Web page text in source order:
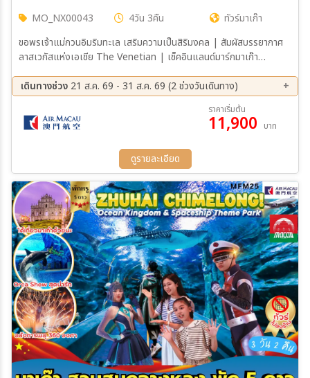
MO_NX00043 4วัน 3คืน
ทัวร์มาเก๊า
ขอพรเจ้าแม่กวนอิมริมทะเล เสริมความเป็นสิริมงคล | สัมผัสบรรยากาศ
ลาสเวกัสแห่งเอเชีย The Venetian | เช็คอินแลนด์มาร์กมาเก๊า
ความยิ่งใหญ่ของพระราชวังหยวนหมิงใหม่
เดินทางช่วง 21 ส.ค. 69 - 31 ส.ค. 69 (2 ช่วงวันเดินทาง)
28 ส.ค. 69 - 31 ส.ค. 69
ราคาเริ่มต้น
11,900 บาท
ดูรายละเอียด